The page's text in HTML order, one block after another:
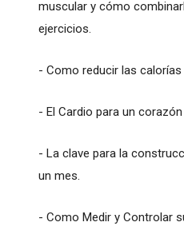
muscular y cómo
ejercicios.
- Como reducir las
- El Cardio para un corazón
- La clave para la
un mes.
- Como Medir y Controlar